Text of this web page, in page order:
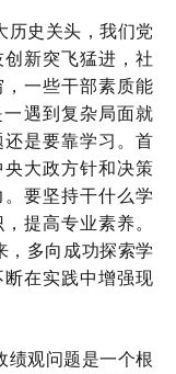
历史关头，我们党
新突飞猛进，社
一些干部素质能
遇到复杂局面就
是要靠学习。首
大政方针和决策
要坚持干什么学
提高专业素养。
，多向成功探索学
在实践中增强现
绩观问题是一个根